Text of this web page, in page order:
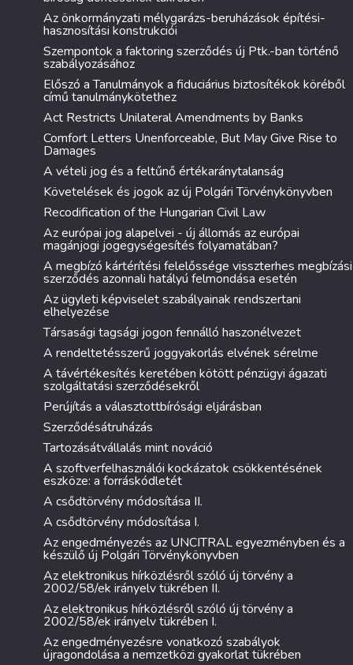
Az önkormányzati mélygarázs-beruházások építési-
hasznosítási konstrukciói
Szempontok a faktoring szerződés új Ptk.-ban történő
szabályozásához
Előszó a Tanulmányok a fiduciárius biztosítékok köréből
című tanulmánykötethez
Act Restricts Unilateral Amendments by Banks
Comfort Letters Unenforceable, But May Give Rise to
Damages
A vételi jog és a feltűnő értékaránytalanság
Követelések és jogok az új Polgári Törvénykönyvben
Recodification of the Hungarian Civil Law
Az európai jog alapelvei - új állomás az európai
magánjogi jogegységesítés folyamatában?
A megbízó kártérítési felelőssége visszterhes megbízási
szerződés azonnali hatályú felmondása esetén
Az ügyleti képviselet szabályainak rendszertani
elhelyezése
Társasági tagsági jogon fennálló haszonélvezet
A rendeltetésszerű joggyakorlás elvének sérelme
A távértékesítés keretében kötött pénzügyi ágazati
szolgáltatási szerződésekről
Perújítás a választottbírósági eljárásban
Szerződésátruházás
Tartozásátvállalás mint nováció
A szoftverfelhasználói kockázatok csökkentésének
eszköze: a forráskódletét
A csődtörvény módosítása II.
A csődtörvény módosítása I.
Az engedményezés az UNCITRAL egyezményben és a
készülő új Polgári Törvénykönyvben
Az elektronikus hírközlésről szóló új törvény a
2002/58/ek irányelv tükrében II.
Az elektronikus hírközlésről szóló új törvény a
2002/58/ek irányelv tükrében I.
Az engedményezésre vonatkozó szabályok
újragondolása a nemzetközi gyakorlat tükrében